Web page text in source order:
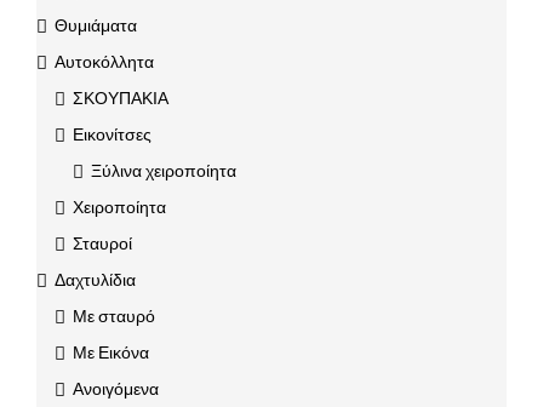
Θυμιάματα
Αυτοκόλλητα
ΣΚΟΥΠΑΚΙΑ
Εικονίτσες
Ξύλινα χειροποίητα
Χειροποίητα
Σταυροί
Δαχτυλίδια
Με σταυρό
Με Εικόνα
Ανοιγόμενα